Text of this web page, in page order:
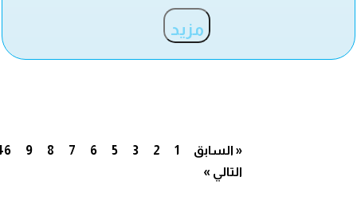
مزيد
« السابق 1
2
3
5
6
7
8
9
التالي »